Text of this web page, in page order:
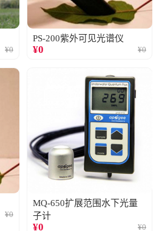
¥0
PS-200紫外可见光谱仪
¥0 ¥0
¥0
MQ-650扩展范围水下光量
子计
¥0 ¥0